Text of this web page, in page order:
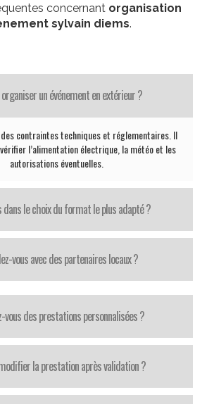
concernant organisation
sylvain diems.
un événement en extérieur ?
contraintes techniques et réglementaires. Il
l’alimentation électrique, la météo et les
autorisations éventuelles.
dans le choix du format le plus adapté ?
vous avec des partenaires locaux ?
vous des prestations personnalisées ?
la prestation après validation ?